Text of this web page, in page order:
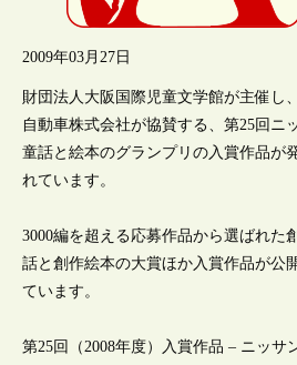
2009年03月27日
財団法人大阪国際児童文学館が主催し
自動車株式会社が協賛する、第25回ニ
童話と絵本のグランプリの入賞作品が
れています。
3000編を超える応募作品から選ばれた
話と創作絵本の大賞ほか入賞作品が公
ています。
第25回（2008年度）入賞作品 – ニッサ